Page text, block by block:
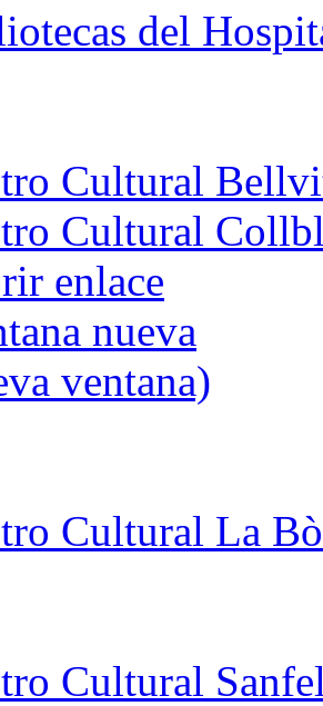
del
Cultural
Cultural
Cultural La
Cultural